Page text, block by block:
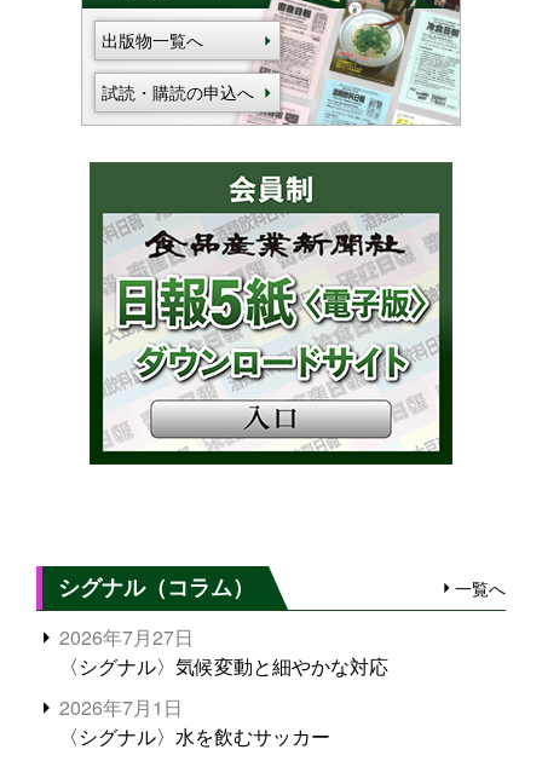
出版物一覧へ
試読・購読の申込へ
シグナル（コラム） 一覧へ
2026年7月27日
〈シグナル〉気候変動と細やかな対応
2026年7月1日
〈シグナル〉水を飲むサッカー